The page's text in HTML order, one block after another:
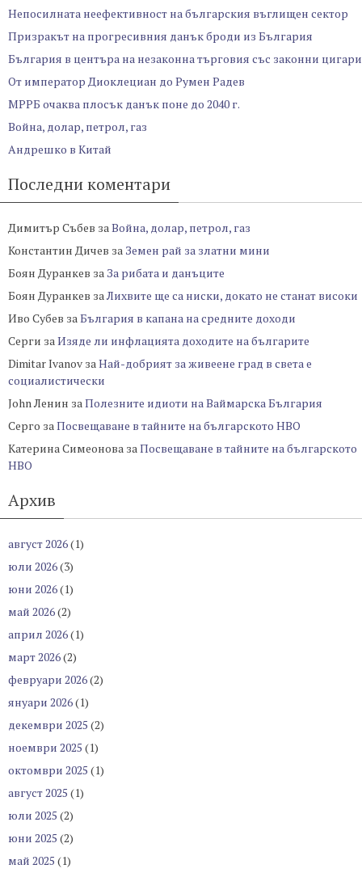
Непосилната неефективност на българския въглищен сектор
Призракът на прогресивния данък броди из България
България в центъра на незаконна търговия със законни цигари
От император Диоклециан до Румен Радев
МРРБ очаква плосък данък поне до 2040 г.
Война, долар, петрол, газ
Андрешко в Китай
Последни коментари
Димитър Събев заВойна, долар, петрол, газ
Константин Дичев за Земен рай за златни мини
Боян Дуранкев за За рибата и данъците
Боян Дуранкев заЛихвите ще са ниски, докато не станат високи
Иво Субев заБългария в капана на средните доходи
Серги заИзяде ли инфлацията доходите на българите
Dimitar Ivanov заНай-добрият за живеене град в света е
социалистически
John Ленин заПолезните идиоти на Ваймарска България
Серго заПосвещаване в тайните на българското НВО
Катерина Симеонова заПосвещаване в тайните на българското
НВО
Архив
август 2026(1)
юли 2026(3)
юни 2026(1)
май 2026(2)
април 2026(1)
март 2026(2)
февруари 2026(2)
януари 2026(1)
декември 2025 (2)
ноември 2025 (1)
октомври 2025 (1)
август 2025 (1)
юли 2025 (2)
юни 2025 (2)
май 2025 (1)